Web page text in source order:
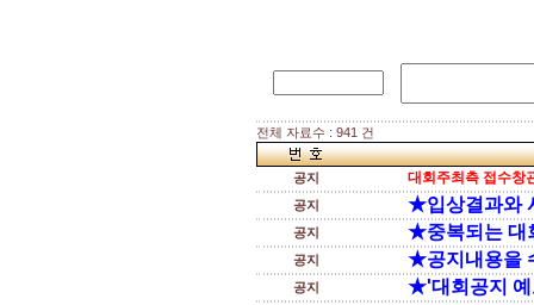
전체 자료수 : 941 건
공지 대회주최측 접수창
공지 ★입상결과와
공지 ★중복되는 대
공지 ★공지내용을
공지 ★'대회공지 예